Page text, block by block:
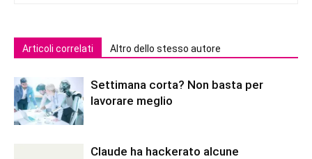
Articoli correlati Altro dello stesso autore
Settimana corta? Non basta per
lavorare meglio
Claude ha hackerato alcune